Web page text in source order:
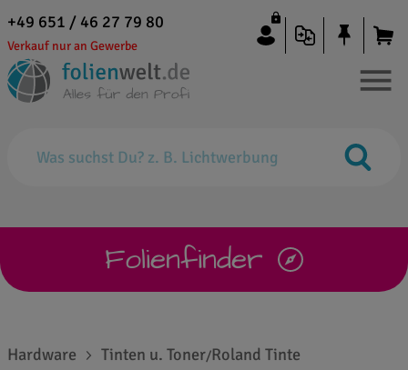
+49 651 / 46 27 79 80
Verkauf nur an Gewerbe
Folienfinder
Hardware Tinten u. Toner/Roland Tinte